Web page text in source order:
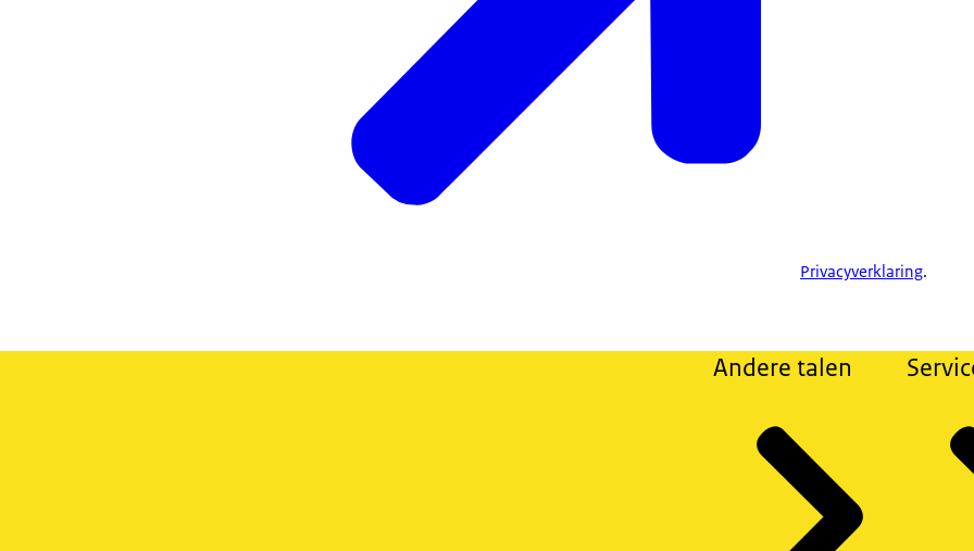
Privacyverklaring.
Andere talen